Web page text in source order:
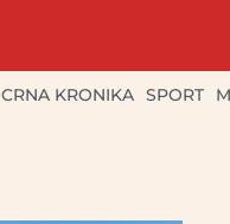
CRNA KRONIKA SPORT